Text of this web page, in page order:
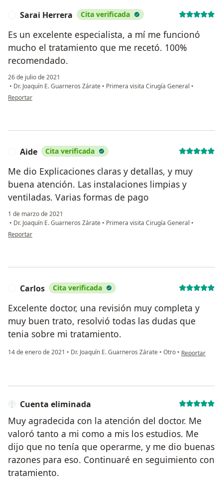
Sarai Herrera Cita verificada
Es un excelente especialista, a mí me funcionó
mucho el tratamiento que me recetó. 100%
recomendado.
26 de julio de 2021
• Dr. Joaquín E. Guarneros Zárate • Primera visita Cirugía General •
en opinión del usuario Sarai Herrera
Reportar
Aide Cita verificada
Me dio Explicaciones claras y detallas, y muy
buena atención. Las instalaciones limpias y
ventiladas. Varias formas de pago
1 de marzo de 2021
• Dr. Joaquín E. Guarneros Zárate • Primera visita Cirugía General •
en opinión del usuario Aide
Reportar
Carlos Cita verificada
Excelente doctor, una revisión muy completa y
muy buen trato, resolvió todas las dudas que
tenia sobre mi tratamiento.
14 de enero de 2021 • Dr. Joaquín E. Guarneros Zárate • Otro • en opinión del
Reportar
Cuenta eliminada
Muy agradecida con la atención del doctor. Me
valoró tanto a mi como a mis los estudios. Me
dijo que no tenía que operarme, y me dio buenas
razones para eso. Continuaré en seguimiento con
tratamiento.